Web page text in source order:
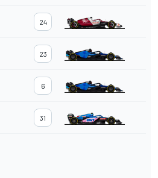
24
23
6
31